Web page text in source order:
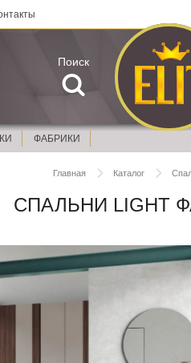
Поиск
ФАБРИКИ
Главная Каталог
СПАЛЬНИ LIGHT